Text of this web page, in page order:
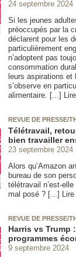
24 septembre 2024
Si les jeunes
préoccupés par la
déclarent pour les
particulièrement
n’adoptent pas
consommation
leurs aspirations et
s’observe en
alimentaire. [...]
REVUE DE PRESSE/
Télétravail,
bien travailler
23 septembre 2024
Alors qu’Amazon
bureau de son
télétravail n’est-
mal posé ? [...]
REVUE DE PRESSE/
Harris vs Trump
programmes
9 septembre 2024